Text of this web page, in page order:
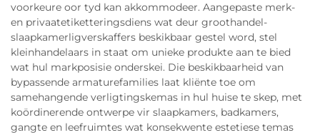
voorkeure oor tyd kan akkommodeer. Aangepaste merk-
en privaatetiketteringsdiens wat deur groothandel-
slaapkamerligverskaffers beskikbaar gestel word, stel
kleinhandelaars in staat om unieke produkte aan te bied
wat hul markposisie onderskei. Die beskikbaarheid van
bypassende armaturefamilies laat kliënte toe om
samehangende verligtingskemas in hul huise te skep, met
koördinerende ontwerpe vir slaapkamers, badkamers,
gangte en leefruimtes wat konsekwente estetiese temas